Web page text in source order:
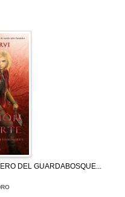
DEL GUARDABOSQUE...